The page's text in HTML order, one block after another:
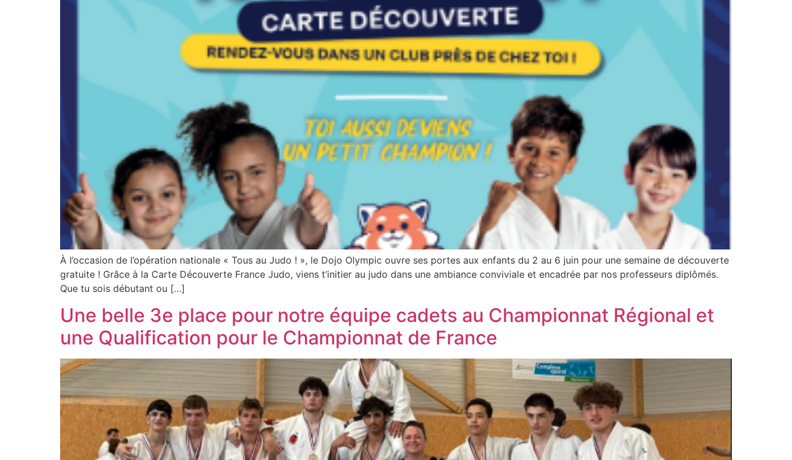
À l’occasion de l’opération nationale « Tous au Judo ! », le Dojo Olympic ouvre ses portes aux enfants du 2 au 6 juin pour une semaine de découverte
gratuite ! Grâce à la Carte Découverte France Judo, viens t’initier au judo dans une ambiance conviviale et encadrée par nos professeurs diplômés.
Que tu sois débutant ou […]
Une belle 3e place pour notre équipe cadets au Championnat Régional et
une Qualification pour le Championnat de France